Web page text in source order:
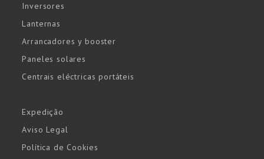
Inversores
Lanternas
Arrancadores y booster
Paneles solares
Centrais eléctricas portáteis
Expedição
Aviso Legal
Política de Cookies